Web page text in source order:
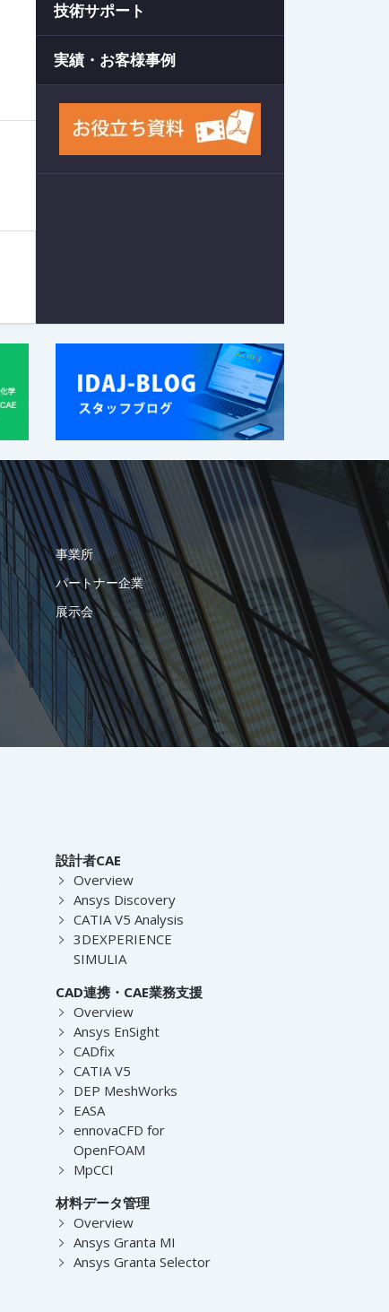
技術サポート
実績・お客様事例
事業所
パートナー企業
展示会
設計者CAE
Overview
Ansys Discovery
CATIA V5 Analysis
3DEXPERIENCE
SIMULIA
CAD連携・CAE業務支援
Overview
Ansys EnSight
CADfix
CATIA V5
DEP MeshWorks
EASA
ennovaCFD for
OpenFOAM
MpCCI
材料データ管理
Overview
Ansys Granta MI
Ansys Granta Selector